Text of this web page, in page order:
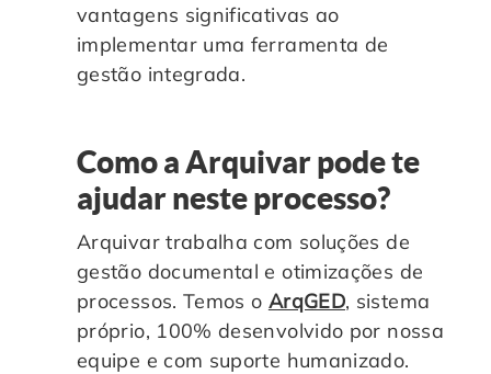
vantagens significativas ao
implementar uma ferramenta de
gestão integrada.
Como a Arquivar pode te
ajudar neste processo?
Arquivar trabalha com soluções de
gestão documental e otimizações de
processos. Temos o ArqGED, sistema
próprio, 100% desenvolvido por nossa
equipe e com suporte humanizado.